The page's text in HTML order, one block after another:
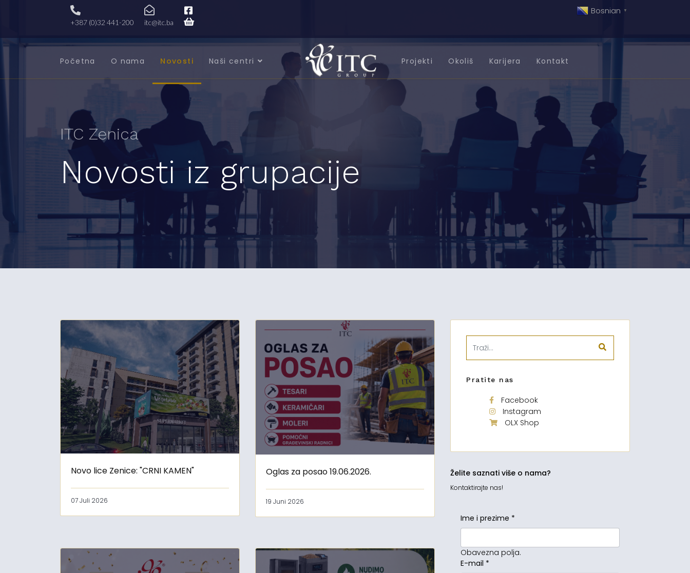
+387 (0)32 441-200 itc@itc.ba
Bosnian ▼
Početna O nama Novosti Naši centri Projekti Okoliš Karijera Kontakt
ITC Zenica
Novosti iz grupacije
Novo lice Zenice: "CRNI KAMEN"
07 Juli 2026
Oglas za posao 19.06.2026.
19 Juni 2026
Pratite nas
Facebook
Instagram
OLX Shop
Želite saznati više o nama?
Kontaktirajte nas!
Ime i prezime *
Obavezna polja.
E-mail *